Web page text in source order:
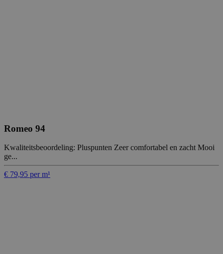
Romeo 94
Kwaliteitsbeoordeling: Pluspunten Zeer comfortabel en zacht Mooi
ge...
€ 79,95 per m¹